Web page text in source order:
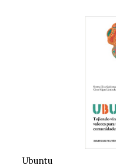
Ubuntu